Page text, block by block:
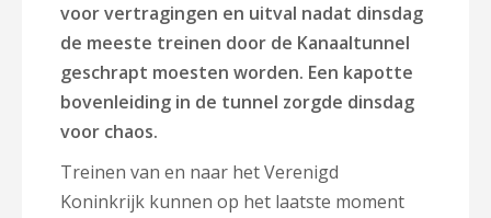
voor vertragingen en uitval nadat dinsdag
de meeste treinen door de Kanaaltunnel
geschrapt moesten worden. Een kapotte
bovenleiding in de tunnel zorgde dinsdag
voor chaos.
Treinen van en naar het Verenigd
Koninkrijk kunnen op het laatste moment